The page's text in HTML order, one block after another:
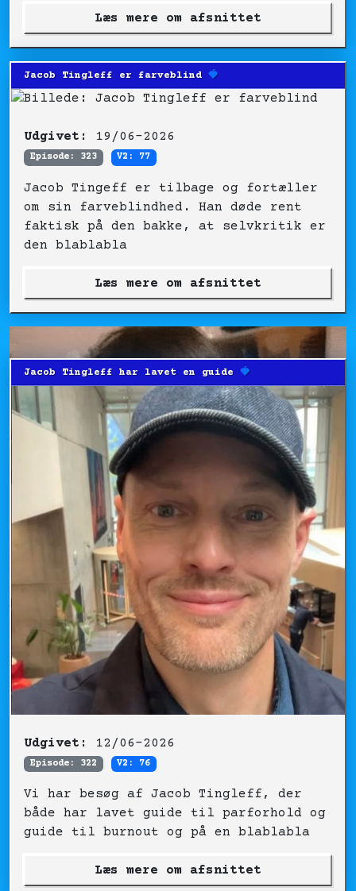
Læs mere om afsnittet
Jacob Tingleff er farveblind 🍓
Udgivet: 19/06-2026
Episode: 323 V2: 77
Jacob Tingeff er tilbage og fortæller
om sin farveblindhed. Han døde rent
faktisk på den bakke, at selvkritik er
den blablabla
Læs mere om afsnittet
Jacob Tingleff har lavet en guide 🍓
Udgivet: 12/06-2026
Episode: 322 V2: 76
Vi har besøg af Jacob Tingleff, der
både har lavet guide til parforhold og
guide til burnout og på en blablabla
Læs mere om afsnittet